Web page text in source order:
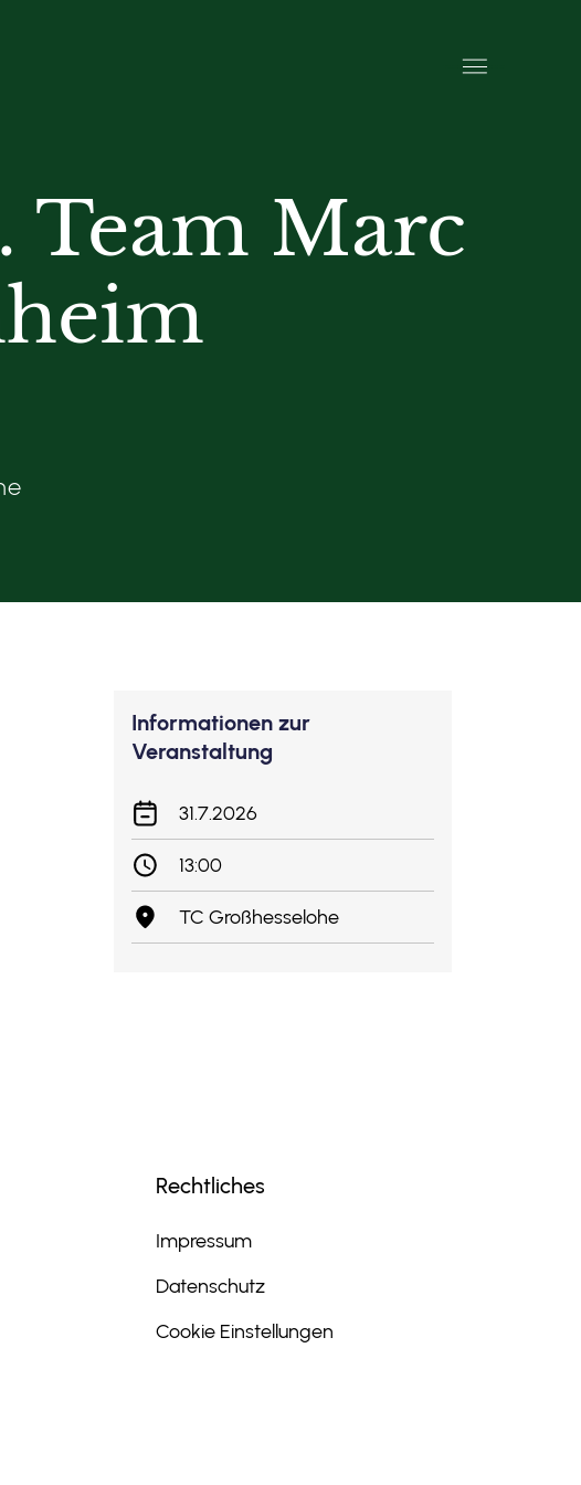
Team Marc
Informationen zur
Veranstaltung
31.7.2026
13:00
TC Großhesselohe
Rechtliches
Impressum
Datenschutz
Cookie Einstellungen